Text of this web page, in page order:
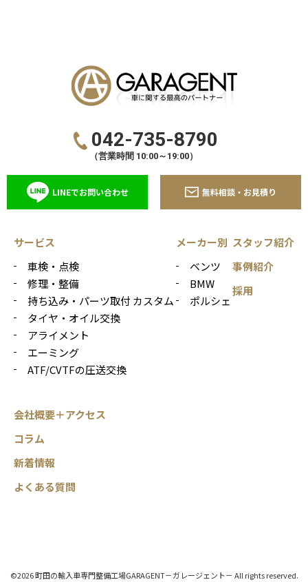
042-735-8790
（営業時間 10:00～19:00）
LINEでお問い合わせ 無料相談・お見積り
サービス
車検・点検
修理・整備
持ち込み・パーツ取付 カスタム
タイヤ・オイル交換
アライメント
エーミング
ATF/CVTFの圧送交換
メーカー別
ベンツ
BMW
ポルシェ
スタッフ紹介
事例紹介
採用
会社概要＋アクセス
コラム
新着情報
よくある質問
©2026 町田の輸入車専門整備工場GARAGENT－ガレージェント－ All rights reserved.